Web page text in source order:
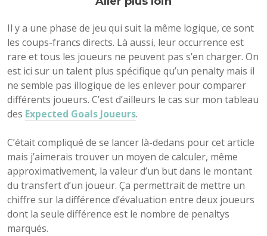
Il y a une phase de jeu qui suit la même logique, ce sont
les coups-francs directs. Là aussi, leur occurrence est
rare et tous les joueurs ne peuvent pas s’en charger. On
est ici sur un talent plus spécifique qu’un penalty mais il
ne semble pas illogique de les enlever pour comparer
différents joueurs. C’est d’ailleurs le cas sur mon tableau
des Expected Goals Joueurs.
C’était compliqué de se lancer là-dedans pour cet article
mais j’aimerais trouver un moyen de calculer, même
approximativement, la valeur d’un but dans le montant
du transfert d’un joueur. Ça permettrait de mettre un
chiffre sur la différence d’évaluation entre deux joueurs
dont la seule différence est le nombre de penaltys
marqués.